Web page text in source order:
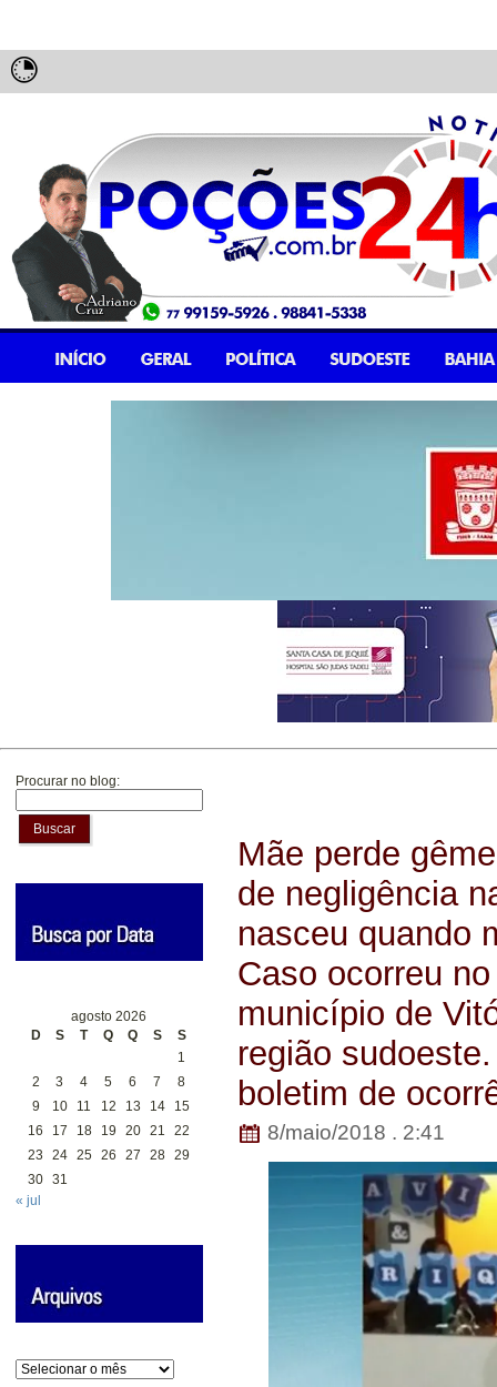
Procurar no blog:
Buscar
agosto 2026
D
S T Q Q S
S
1
2
3 4 5 6 7
8
9
10 11 12 13 14
15
16
17 18 19 20 21
22
23
24 25 26 27 28 29
30 31
« jul
Arquivos
Mãe perde
de negligência
nasceu quando
Caso ocorreu
município de
região
boletim de
8/maio/2018 . 2:41